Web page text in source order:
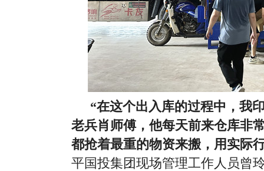
“在这个出入库的过程中，我
老兵肖师傅，他每天前来仓库非
都抢着最重的物资来搬，用实际
平国投集团现场管理工作人员曾